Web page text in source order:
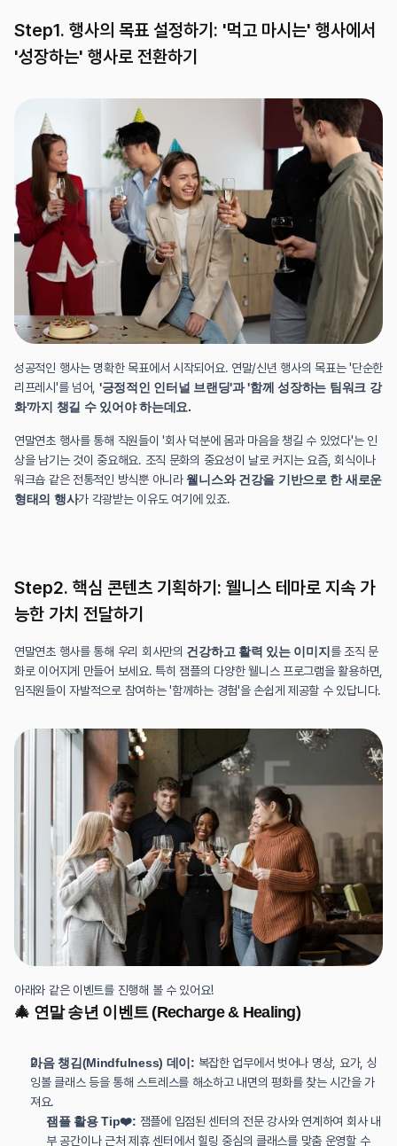
Step1. 행사의 목표 설정하기: '먹고 마시는' 행사에서
'성장하는' 행사로 전환하기
성공적인 행사는 명확한 목표에서 시작되어요. 연말/신년 행사의 목표는 '단순한
리프레시'를 넘어, '긍정적인 인터널 브랜딩'과 '함께 성장하는 팀워크 강
화'까지 챙길 수 있어야 하는데요.
연말연초 행사를 통해 직원들이 '회사 덕분에 몸과 마음을 챙길 수 있었다'는 인
상을 남기는 것이 중요해요. 조직 문화의 중요성이 날로 커지는 요즘, 회식이나
워크숍 같은 전통적인 방식뿐 아니라 웰니스와 건강을 기반으로 한 새로운
형태의 행사가 각광받는 이유도 여기에 있죠.
Step2. 핵심 콘텐츠 기획하기: 웰니스 테마로 지속 가
능한 가치 전달하기
연말연초 행사를 통해 우리 회사만의 건강하고 활력 있는 이미지 를 조직 문
화로 이어지게 만들어 보세요. 특히 잼플의 다양한 웰니스 프로그램을 활용하면,
임직원들이 자발적으로 참여하는 '함께하는 경험'을 손쉽게 제공할 수 있답니다.
아래와 같은 이벤트를 진행해 볼 수 있어요!
🎄 연말 송년 이벤트 (Recharge & Healing)
마음 챙김(Mindfulness) 데이: 복잡한 업무에서 벗어나 명상, 요가, 싱
잉볼 클래스 등을 통해 스트레스를 해소하고 내면의 평화를 찾는 시간을 가
져요.
잼플 활용 Tip❤️: 잼플에 입점된 센터의 전문 강사와 연계하여 회사 내
부 공간이나 근처 제휴 센터에서 힐링 중심의 클래스를 맞춤 운영할 수